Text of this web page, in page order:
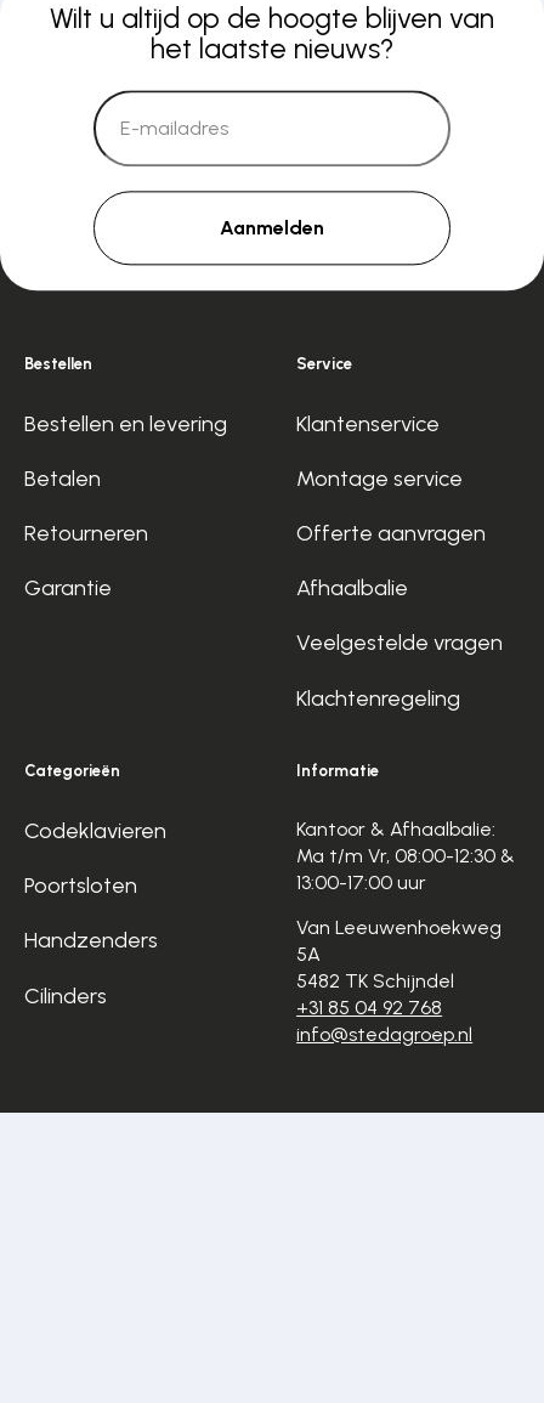
Wilt u altijd op de hoogte blijven van
het laatste nieuws?
Aanmelden
Bestellen
Bestellen en levering
Betalen
Retourneren
Garantie
Service
Klantenservice
Montage service
Offerte aanvragen
Afhaalbalie
Veelgestelde vragen
Klachtenregeling
Categorieën
Codeklavieren
Poortsloten
Handzenders
Cilinders
Informatie
Kantoor & Afhaalbalie:
Ma t/m Vr, 08:00-12:30 &
13:00-17:00 uur
Van Leeuwenhoekweg
5A
5482 TK Schijndel
+31 85 04 92 768
info@stedagroep.nl